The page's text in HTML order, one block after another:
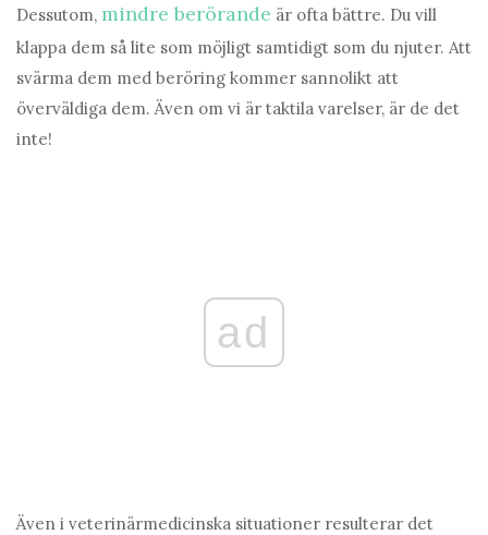
Dessutom, mindre berörande är ofta bättre. Du vill
klappa dem så lite som möjligt samtidigt som du njuter. Att
svärma dem med beröring kommer sannolikt att
överväldiga dem. Även om vi är taktila varelser, är de det
inte!
ad
Även i veterinärmedicinska situationer resulterar det